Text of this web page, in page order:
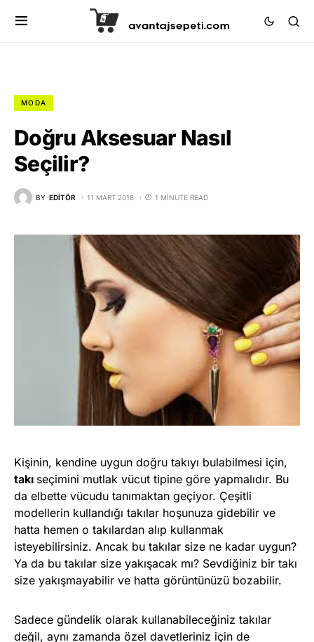
MODA
Doğru Aksesuar Nasıl
Seçilir?
BY EDITÖR 11 MART 2018 1 MINUTE READ
Kişinin, kendine uygun doğru takıyı bulabilmesi için,
takı seçimini mutlak vücut tipine göre yapmalıdır. Bu
da elbette vücudu tanımaktan geçiyor. Çeşitli
modellerin kullandığı takılar hoşunuza gidebilir ve
hatta hemen o takılardan alıp kullanmak
isteyebilirsiniz. Ancak bu takılar size ne kadar uygun?
Ya da bu takılar size yakışacak mı? Sevdiğiniz bir takı
size yakışmayabilir ve hatta görüntünüzü bozabilir.
Sadece gündelik olarak kullanabileceğiniz takılar
değil, aynı zamanda özel davetleriniz için de